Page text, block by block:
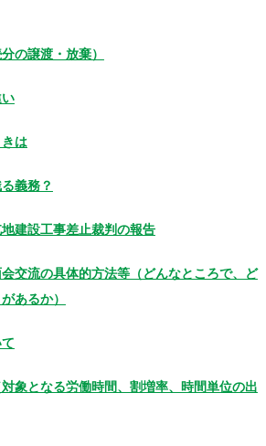
の譲渡・放棄）
は
義務？
建設工事差止裁判の報告
交流の具体的方法等（どんなところで、ど
あるか）
象となる労働時間、割増率、時間単位の出